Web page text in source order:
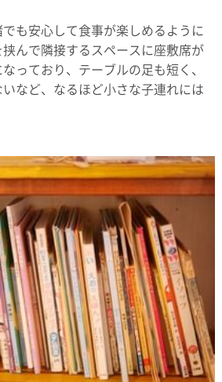
も安心して食事が楽しめるように
んで隣接するスペースに座敷席が
っており、テーブルの足も短く、
など、なるほど小さな子連れには